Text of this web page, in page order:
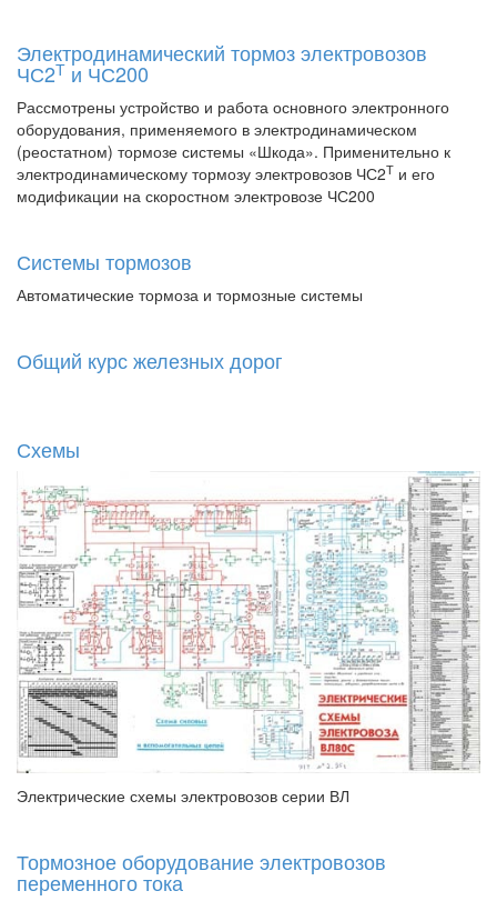
Электродинамический тормоз электровозов
ЧС2Т и ЧС200
Рассмотрены устройство и работа основного электронного
оборудования, применяемого в электродинамическом
(реостатном) тормозе системы «Шкода». Применительно к
электродинамическому тормозу электровозов ЧС2Т и его
модификации на скоростном электровозе ЧС200
Системы тормозов
Автоматические тормоза и тормозные системы
Общий курс железных дорог
Схемы
Электрические схемы электровозов серии ВЛ
Тормозное оборудование электровозов
переменного тока